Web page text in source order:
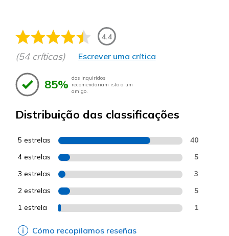
4.4
(54 críticas) Escrever uma crítica
85% dos inquiridos
recomendariam isto a um
amigo.
Distribuição das classificações
5 estrelas 40
4 estrelas 5
3 estrelas 3
2 estrelas 5
1 estrela 1
Cómo recopilamos reseñas